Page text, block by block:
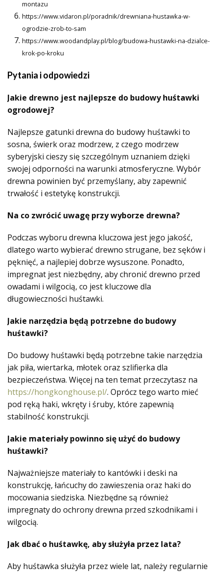
montazu
https://www.vidaron.pl/poradnik/drewniana-hustawka-w-
ogrodzie-zrob-to-sam
https://www.woodandplay.pl/blog/budowa-hustawki-na-dzialce-
krok-po-kroku
Pytania i odpowiedzi
Jakie drewno jest najlepsze do budowy huśtawki
ogrodowej?
Najlepsze gatunki drewna do budowy huśtawki to
sosna, świerk oraz modrzew, z czego modrzew
syberyjski cieszy się szczególnym uznaniem dzięki
swojej odporności na warunki atmosferyczne. Wybór
drewna powinien być przemyślany, aby zapewnić
trwałość i estetykę konstrukcji.
Na co zwrócić uwagę przy wyborze drewna?
Podczas wyboru drewna kluczowa jest jego jakość,
dlatego warto wybierać drewno strugane, bez sęków i
pęknięć, a najlepiej dobrze wysuszone. Ponadto,
impregnat jest niezbędny, aby chronić drewno przed
owadami i wilgocią, co jest kluczowe dla
długowieczności huśtawki.
Jakie narzędzia będą potrzebne do budowy
huśtawki?
Do budowy huśtawki będą potrzebne takie narzędzia
jak piła, wiertarka, młotek oraz szlifierka dla
bezpieczeństwa. Więcej na ten temat przeczytasz na
https://hongkonghouse.pl/. Oprócz tego warto mieć
pod ręką haki, wkręty i śruby, które zapewnią
stabilność konstrukcji.
Jakie materiały powinno się użyć do budowy
huśtawki?
Najważniejsze materiały to kantówki i deski na
konstrukcję, łańcuchy do zawieszenia oraz haki do
mocowania siedziska. Niezbędne są również
impregnaty do ochrony drewna przed szkodnikami i
wilgocią.
Jak dbać o huśtawkę, aby służyła przez lata?
Aby huśtawka służyła przez wiele lat, należy regularnie